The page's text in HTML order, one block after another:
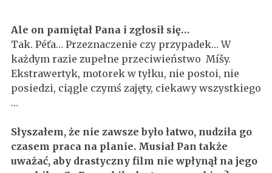
Ale on pamiętał Pana i zgłosił się…
Tak. Péťa… Przeznaczenie czy przypadek… W
każdym razie zupełne przeciwieństwo Míšy.
Ekstrawertyk, motorek w tyłku, nie postoi, nie
posiedzi, ciągle czymś zajęty, ciekawy wszystkiego
…
Słyszałem, że nie zawsze było łatwo, nudziła go
czasem praca na planie. Musiał Pan także
uważać, aby drastyczny film nie wpłynął na jego